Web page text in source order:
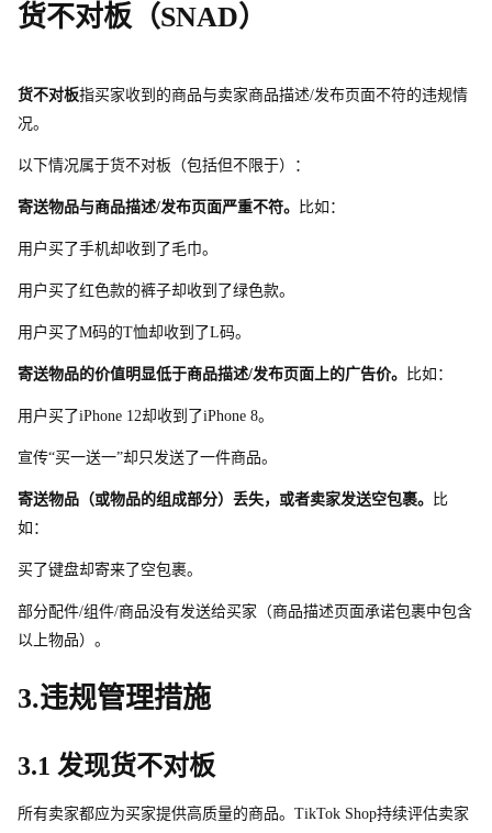
货不对板（SNAD）
货不对板指买家收到的商品与卖家商品描述/发布页面不符的违规情
况。
以下情况属于货不对板（包括但不限于）：
寄送物品与商品描述/发布页面严重不符。 比如：
用户买了手机却收到了毛巾。
用户买了红色款的裤子却收到了绿色款。
用户买 了M码的T恤却收到 了L码。
寄送物品的价值明显低于商品描述/发布页面上的广告价。 比如：
用户买 了iPhone 12却收到 了iPhone 8。
宣传“买一送一”却只发送了一件商品。
寄送物品（或物品的组成部分）丢失，或者卖家发送空包裹。
比
如：
买了键盘却寄来了空包裹。
部分配件/组件/商品没有发送给买家（商品描述页面承诺包裹中包含
以上物品）。
3.违规管理措施
3.1 发现货不对板
所有卖家都应为买家提供高质量的商品。TikTok Shop持续评估卖家